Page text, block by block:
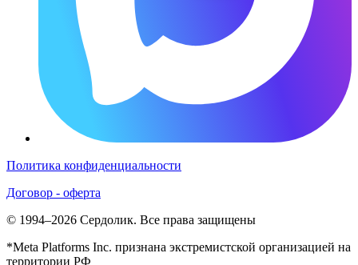
Политика конфиденциальности
Договор - оферта
© 1994–2026 Сердолик. Все права защищены
*Meta Platforms Inc. признана экстремистской организацией на
территории РФ